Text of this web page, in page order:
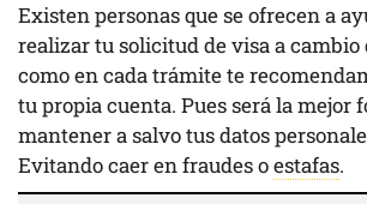
Existen personas que se ofrecen a
realizar tu solicitud de visa a cambio
como en cada trámite te
tu propia cuenta. Pues será la mejor
mantener a salvo tus datos
Evitando caer en fraudes oestafas.